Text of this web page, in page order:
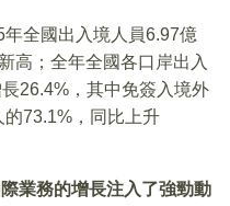
全國出入境人員6.97億
高；全年全國各口岸出入
26.4%，其中免簽入境外
73.1%，同比上升
業務的增長注入了強勁動